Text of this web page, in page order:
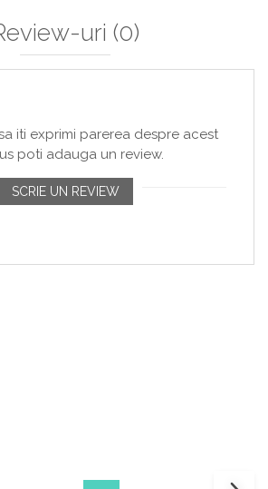
uri (0)
iti exprimi parerea despre acest
poti adauga un review.
SCRIE UN REVIEW